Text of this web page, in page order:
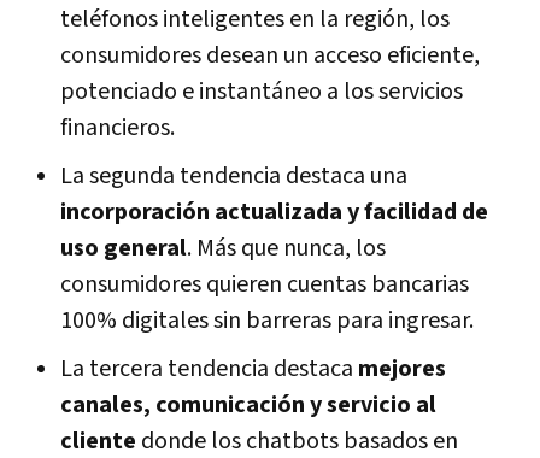
teléfonos inteligentes en la región, los
consumidores desean un acceso eficiente,
potenciado e instantáneo a los servicios
financieros.
La segunda tendencia destaca una
incorporación actualizada y facilidad de
uso general. Más que nunca, los
consumidores quieren cuentas bancarias
100% digitales sin barreras para ingresar.
La tercera tendencia destaca mejores
canales, comunicación y servicio al
cliente donde los chatbots basados en